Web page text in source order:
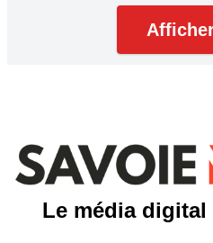
Le média